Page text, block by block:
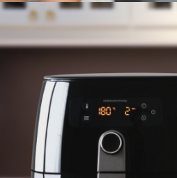
FREIDORA DE AIRE